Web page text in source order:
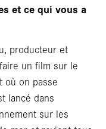
et ce qui vous a
producteur et
un film sur le
où on passe
lancé dans
sur les